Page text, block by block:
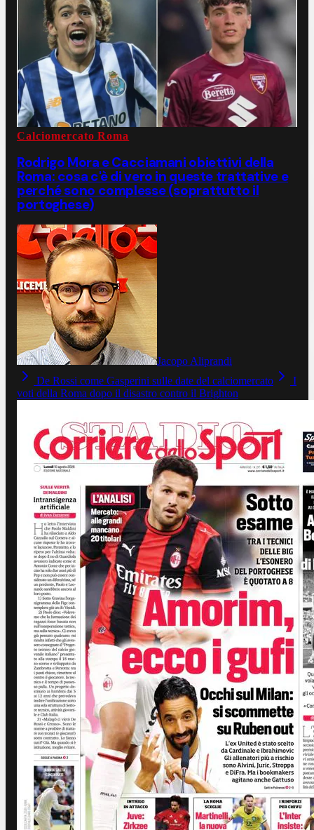
Calciomercato Roma
Rodrigo Mora e Cacciamani obiettivi della
Roma: cosa c'è di vero in queste trattative e
perché sono complesse (soprattutto il
portoghese)
Jacopo Aliprandi
De Rossi come Gasperini sulle date del calciomercato
I
voti della Roma dopo il disastro contro il Brighton